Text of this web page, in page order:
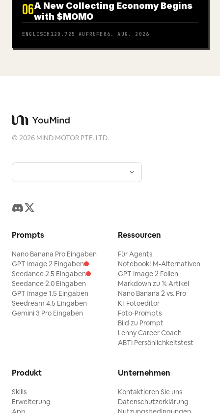
06A New Collecting Economy Begins
with $MOMO
ENGLISCH 120.725 AUFRUFE 06. AUG. 2026
©2026 MIND MOTOR PTE. LTD.
Prompts
Nano Banana Pro Eingaben
GPT Image 2 Eingaben
Seedance 2.5 Eingaben
Seedance 2.0 Eingaben
GPT Image 1.5 Eingaben
Seedream 4.5 Eingaben
Gemini 3 Pro Eingaben
Ressourcen
Für Agents
NotebookLM-Alternativen
GPT Image 2 Folien
Markdown zu 𝕏 Artikel
Nano Banana 2 vs. Pro
KI-Fotoeditor
Foto-Prompts
Bild zu Prompt
Lenny Career Coach
ABTI Persönlichkeitstest
Produkt
Skills
Erweiterung
Unternehmen
Kontaktieren Sie uns
Datenschutzerklärung